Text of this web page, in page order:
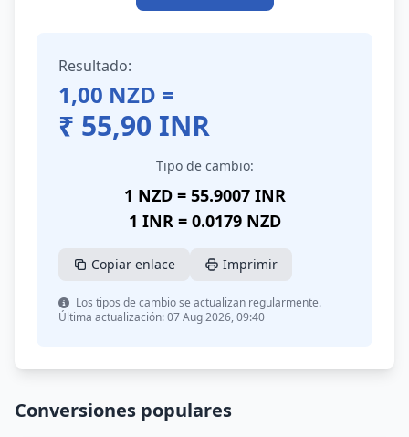
Resultado:
1,00 NZD =
₹ 55,90 INR
Tipo de cambio:
1 NZD = 55.9007 INR
1 INR = 0.0179 NZD
Copiar enlace Imprimir
Los tipos de cambio se actualizan regularmente.
Última actualización: 07 Aug 2026, 09:40
Conversiones populares